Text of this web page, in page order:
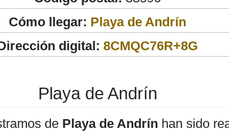
Cómo llegar: Playa de Andrín
digital: 8CMQC76R+8G
Playa de Andrín
de Playa de Andrín han sido